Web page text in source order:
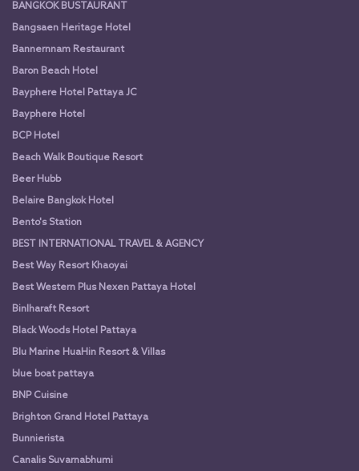
BANGKOK BUSTAURANT
Bangsaen Heritage Hotel
Bannernnam Restaurant
Baron Beach Hotel
Bayphere Hotel Pattaya JC
Bayphere Hotel
BCP Hotel
Beach Walk Boutique Resort
Beer Hubb
Belaire Bangkok Hotel
Bento's Station
BEST INTERNATIONAL TRAVEL & AGENCY
Best Way Resort Khaoyai
Best Western Plus Nexen Pattaya Hotel
Binlharaft Resort
Black Woods Hotel Pattaya
Blu Marine HuaHin Resort & Villas
blue boat pattaya
BNP Cuisine
Brighton Grand Hotel Pattaya
Bunnierista
Canalis Suvarnabhumi